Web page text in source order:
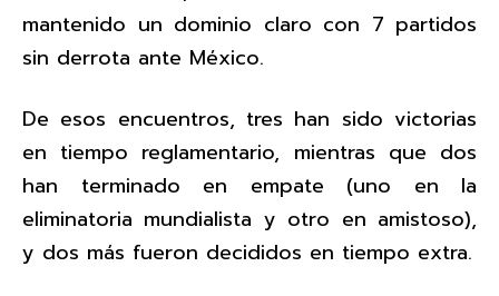
mantenido un dominio claro con 7 partidos
sin derrota ante México.
De esos encuentros, tres han sido victorias
en tiempo reglamentario, mientras que dos
han terminado en empate (uno en la
eliminatoria mundialista y otro en amistoso),
y dos más fueron decididos en tiempo extra.